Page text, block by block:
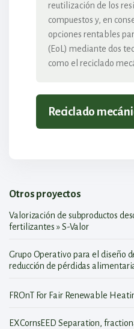
reutilización de los
compuestos y, en
opciones rentables
(EoL) mediante dos
como el reciclado
Reciclado
Otros proyectos
Valorización de subproductos
fertilizantes » S-Valor
Grupo Operativo para el diseño
reducción de pérdidas
FROnT For Fair Renewable
EXCornsEED Separation,